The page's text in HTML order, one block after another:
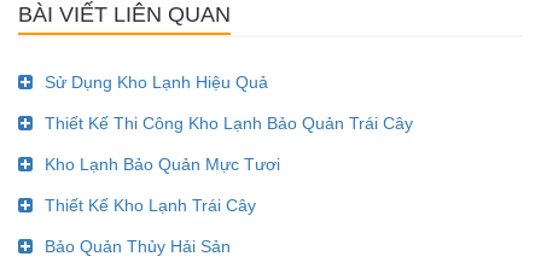
BÀI VIẾT LIÊN QUAN
Sử Dụng Kho Lạnh Hiệu Quả
Thiết Kế Thi Công Kho Lạnh Bảo Quản Trái Cây
Kho Lạnh Bảo Quản Mực Tươi
Thiết Kế Kho Lạnh Trái Cây
Bảo Quản Thủy Hải Sản